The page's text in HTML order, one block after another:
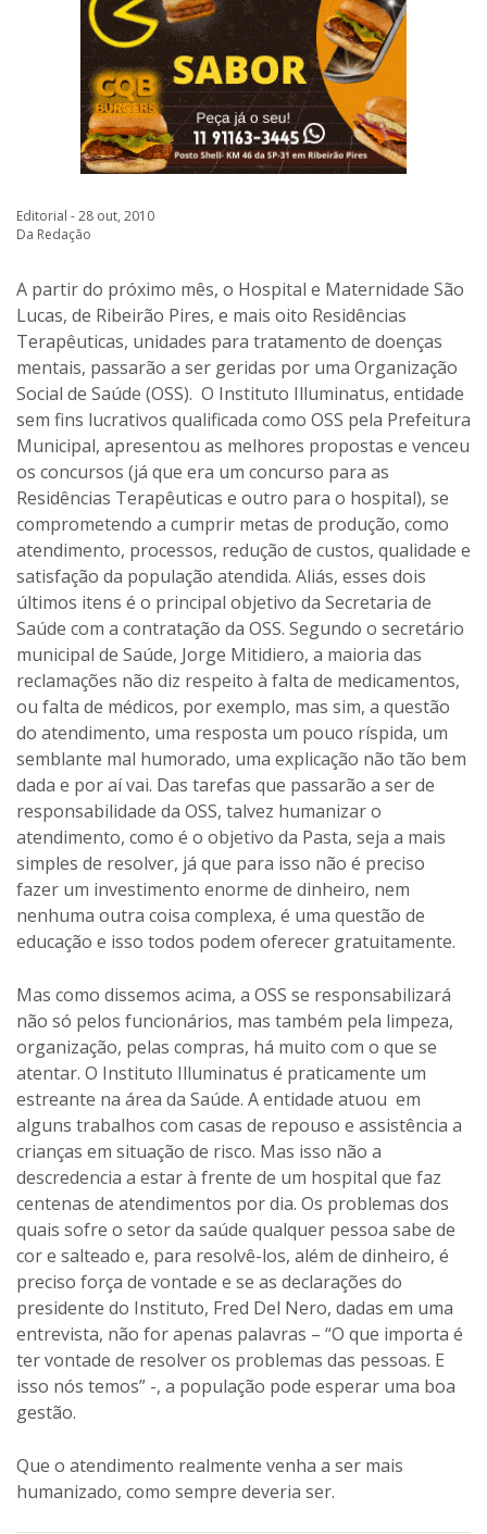
Editorial - 28 out, 2010
Da Redação
A partir do próximo mês, o Hospital e Maternidade São
Lucas, de Ribeirão Pires, e mais oito Residências
Terapêuticas, unidades para tratamento de doenças
mentais, passarão a ser geridas por uma Organização
Social de Saúde (OSS). O Instituto Illuminatus, entidade
sem fins lucrativos qualificada como OSS pela Prefeitura
Municipal, apresentou as melhores propostas e venceu
os concursos (já que era um concurso para as
Residências Terapêuticas e outro para o hospital), se
comprometendo a cumprir metas de produção, como
atendimento, processos, redução de custos, qualidade e
satisfação da população atendida. Aliás, esses dois
últimos itens é o principal objetivo da Secretaria de
Saúde com a contratação da OSS. Segundo o secretário
municipal de Saúde, Jorge Mitidiero, a maioria das
reclamações não diz respeito à falta de medicamentos,
ou falta de médicos, por exemplo, mas sim, a questão
do atendimento, uma resposta um pouco ríspida, um
semblante mal humorado, uma explicação não tão bem
dada e por aí vai. Das tarefas que passarão a ser de
responsabilidade da OSS, talvez humanizar o
atendimento, como é o objetivo da Pasta, seja a mais
simples de resolver, já que para isso não é preciso
fazer um investimento enorme de dinheiro, nem
nenhuma outra coisa complexa, é uma questão de
educação e isso todos podem oferecer gratuitamente.
Mas como dissemos acima, a OSS se responsabilizará
não só pelos funcionários, mas também pela limpeza,
organização, pelas compras, há muito com o que se
atentar. O Instituto Illuminatus é praticamente um
estreante na área da Saúde. A entidade atuou em
alguns trabalhos com casas de repouso e assistência a
crianças em situação de risco. Mas isso não a
descredencia a estar à frente de um hospital que faz
centenas de atendimentos por dia. Os problemas dos
quais sofre o setor da saúde qualquer pessoa sabe de
cor e salteado e, para resolvê-los, além de dinheiro, é
preciso força de vontade e se as declarações do
presidente do Instituto, Fred Del Nero, dadas em uma
entrevista, não for apenas palavras – “O que importa é
ter vontade de resolver os problemas das pessoas. E
isso nós temos” -, a população pode esperar uma boa
gestão.
Que o atendimento realmente venha a ser mais
humanizado, como sempre deveria ser.